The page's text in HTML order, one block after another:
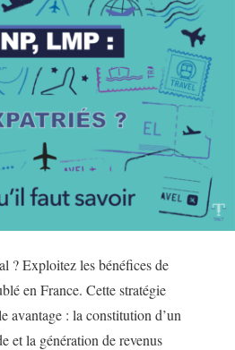
? Exploitez les bénéfices de
en France. Cette stratégie
avantage : la constitution d’un
et la génération de revenus